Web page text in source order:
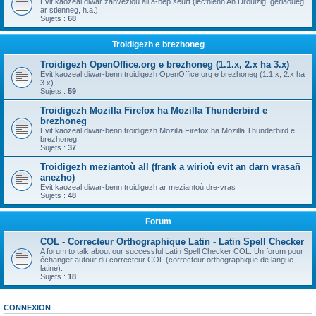
ar stlenneg, h.a.)
Sujets : 68
Troidigezh e brezhoneg
Troidigezh OpenOffice.org e brezhoneg (1.1.x, 2.x ha 3.x)
Evit kaozeal diwar-benn troidigezh OpenOffice.org e brezhoneg (1.1.x, 2.x ha
3.x)
Sujets : 59
Troidigezh Mozilla Firefox ha Mozilla Thunderbird e
brezhoneg
Evit kaozeal diwar-benn troidigezh Mozilla Firefox ha Mozilla Thunderbird e
brezhoneg
Sujets : 37
Troidigezh meziantoù all (frank a wirioù evit an darn vrasañ
anezho)
Evit kaozeal diwar-benn troidigezh ar meziantoù dre-vras
Sujets : 48
Forum
COL - Correcteur Orthographique Latin - Latin Spell Checker
A forum to talk about our successful Latin Spell Checker COL. Un forum pour
échanger autour du correcteur COL (correcteur orthographique de langue
latine).
Sujets : 18
CONNEXION